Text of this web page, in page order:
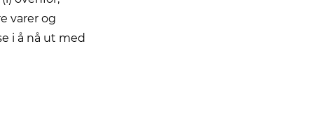
varer og
i å nå ut med